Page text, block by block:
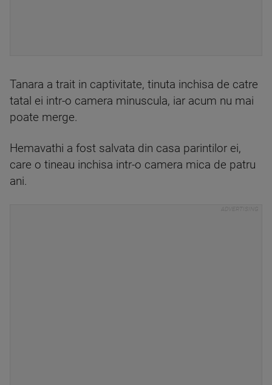
Tanara a trait in captivitate, tinuta inchisa de catre
tatal ei intr-o camera minuscula, iar acum nu mai
poate merge.
Hemavathi a fost salvata din casa parintilor ei,
care o tineau inchisa intr-o camera mica de patru
ani.